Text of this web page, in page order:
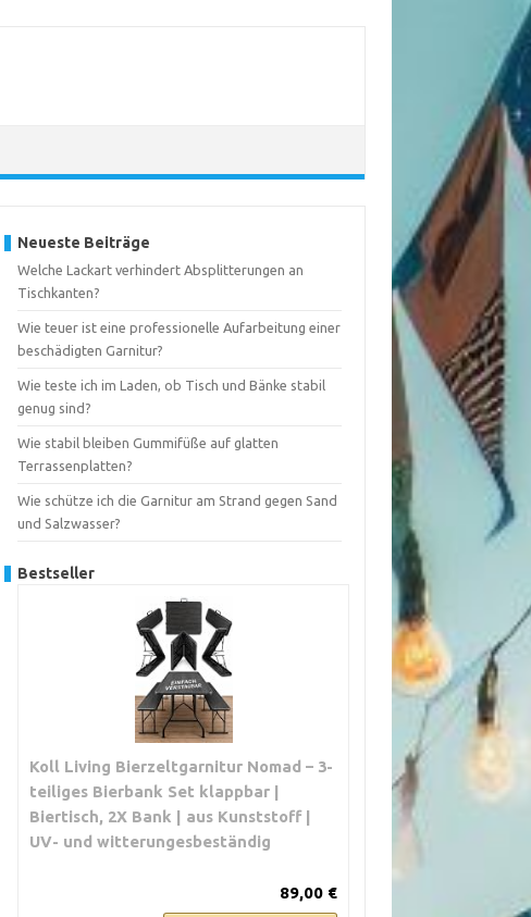
Neueste Beiträge
Welche Lackart verhindert Absplitterungen an
Tischkanten?
Wie teuer ist eine professionelle Aufarbeitung einer
beschädigten Garnitur?
Wie teste ich im Laden, ob Tisch und Bänke stabil
genug sind?
Wie stabil bleiben Gummifüße auf glatten
Terrassenplatten?
Wie schütze ich die Garnitur am Strand gegen Sand
und Salzwasser?
Bestseller
Koll Living Bierzeltgarnitur Nomad – 3-
teiliges Bierbank Set klappbar |
Biertisch, 2X Bank | aus Kunststoff |
UV- und witterungesbeständig
89,00 €